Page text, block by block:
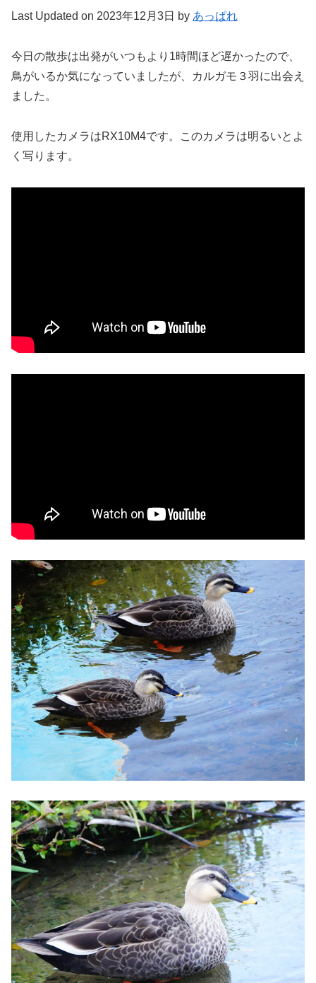
Last Updated on 2023年12月3日 by あっぱれ
今日の散歩は出発がいつもより1時間ほど遅かったので、
鳥がいるか気になっていましたが、カルガモ３羽に出会え
ました。
使用したカメラはRX10M4です。このカメラは明るいとよ
く写ります。